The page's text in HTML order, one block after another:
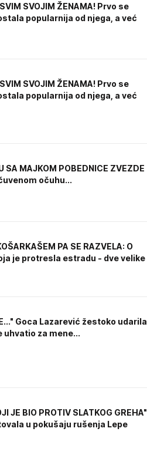
SVOJIM ŽENAMA! Prvo se
popularnija od njega, a već
SVOJIM ŽENAMA! Prvo se
popularnija od njega, a već
SA MAJKOM POBEDNICE ZVEZDE
očuhu...
PA SE RAZVELA: O
je protresla estradu - dve velike
Goca Lazarević žestoko udarila
uhvatio za mene...
JE BIO PROTIV SLATKOG GREHA"
u pokušaju rušenja Lepe